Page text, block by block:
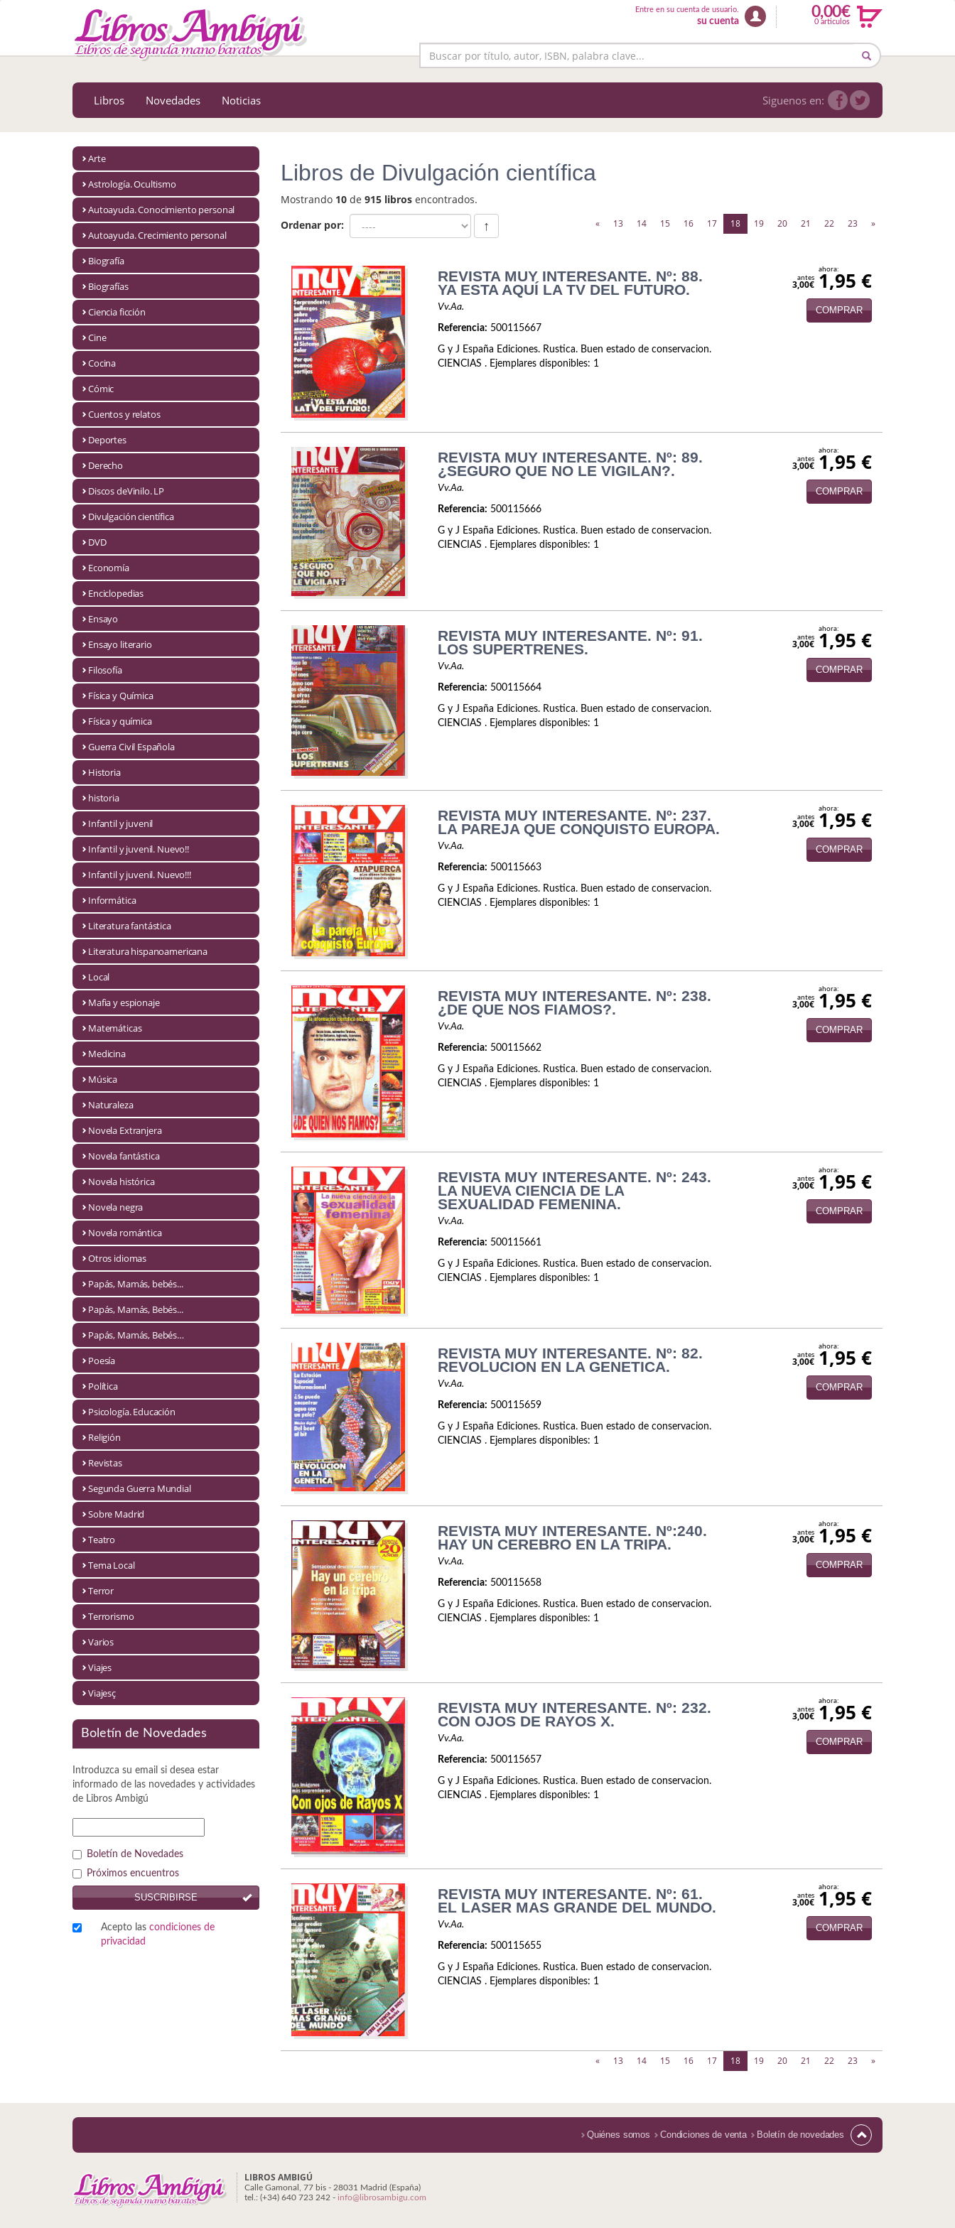
MENÚ PRINCIPAL
Astrología. Ocultismo
Autoayuda. Conocimiento personal
Autoayuda. Crecimiento personal
Ciencia ficción
Cuentos y relatos
Discos deVinilo. LP
Divulgación científica
Ensayo literario
Guerra Civil Española
Infantil y juvenil
Infantil y juvenil. Nuevo!!
Infantil y juvenil. Nuevo!!!
Literatura fantástica
Literatura hispanoamericana
Mafia y espionaje
Novela Extranjera
Novela fantástica
Novela romántica
Otros idiomas
Papás, Mamás, bebés...
Papás, Mamás, Bebés...
Papás, Mamás, Bebés…
Psicología. Educación
Segunda Guerra Mundial
Entre en su cuenta de usuario.
su cuenta
0,00€
0 articulos
Libros Novedades Noticias Siguenos en:
Arte
Astrología. Ocultismo
Autoayuda. Conocimiento personal
Autoayuda. Crecimiento personal
Biografía
Biografías
Ciencia ficción
Cine
Cocina
Cómic
Cuentos y relatos
Deportes
Derecho
Discos deVinilo. LP
Divulgación científica
DVD
Economía
Enciclopedias
Ensayo
Ensayo literario
Filosofía
Física y Química
Física y química
Guerra Civil Española
Historia
historia
Infantil y juvenil
Infantil y juvenil. Nuevo!!
Infantil y juvenil. Nuevo!!!
Informática
Literatura fantástica
Literatura hispanoamericana
Local
Mafia y espionaje
Matemáticas
Medicina
Música
Naturaleza
Novela Extranjera
Novela fantástica
Novela histórica
Novela negra
Novela romántica
Otros idiomas
Papás, Mamás, bebés...
Papás, Mamás, Bebés...
Papás, Mamás, Bebés…
Poesía
Política
Psicología. Educación
Religión
Revistas
Segunda Guerra Mundial
Sobre Madrid
Teatro
Tema Local
Terror
Terrorismo
Varios
Viajes
Viajesç
Boletín de Novedades
Introduzca su email si desea estar
informado de las novedades y actividades
de Libros Ambigú
Boletín de Novedades
Próximos encuentros
SUSCRIBIRSE
Acepto las condiciones de
privacidad
Libros de Divulgación científica
Mostrando 10de 915 librosencontrados.
Ordenar por:
↑ « 13 14 15 16 17 18(current)
19 20 21 22 23 »
REVISTA MUY INTERESANTE. Nº: 88.
YA ESTA AQUÍ LA TV DEL FUTURO.
Vv.Aa.
Referencia: 500115667
G y J España Ediciones. Rustica. Buen estado de conservacion.
CIENCIAS . Ejemplares disponibles: 1
antes
3,00€
ahora:
1,95 €
COMPRAR
REVISTA MUY INTERESANTE. Nº: 89.
¿SEGURO QUE NO LE VIGILAN?.
Vv.Aa.
Referencia: 500115666
G y J España Ediciones. Rustica. Buen estado de conservacion.
CIENCIAS . Ejemplares disponibles: 1
antes
3,00€
ahora:
1,95 €
COMPRAR
REVISTA MUY INTERESANTE. Nº: 91.
LOS SUPERTRENES.
Vv.Aa.
Referencia: 500115664
G y J España Ediciones. Rustica. Buen estado de conservacion.
CIENCIAS . Ejemplares disponibles: 1
antes
3,00€
ahora:
1,95 €
COMPRAR
REVISTA MUY INTERESANTE. Nº: 237.
LA PAREJA QUE CONQUISTO EUROPA.
Vv.Aa.
Referencia: 500115663
G y J España Ediciones. Rustica. Buen estado de conservacion.
CIENCIAS . Ejemplares disponibles: 1
antes
3,00€
ahora:
1,95 €
COMPRAR
REVISTA MUY INTERESANTE. Nº: 238.
¿DE QUE NOS FIAMOS?.
Vv.Aa.
Referencia: 500115662
G y J España Ediciones. Rustica. Buen estado de conservacion.
CIENCIAS . Ejemplares disponibles: 1
antes
3,00€
ahora:
1,95 €
COMPRAR
REVISTA MUY INTERESANTE. Nº: 243.
LA NUEVA CIENCIA DE LA
SEXUALIDAD FEMENINA.
Vv.Aa.
Referencia: 500115661
G y J España Ediciones. Rustica. Buen estado de conservacion.
CIENCIAS . Ejemplares disponibles: 1
antes
3,00€
ahora:
1,95 €
COMPRAR
REVISTA MUY INTERESANTE. Nº: 82.
REVOLUCION EN LA GENETICA.
Vv.Aa.
Referencia: 500115659
G y J España Ediciones. Rustica. Buen estado de conservacion.
CIENCIAS . Ejemplares disponibles: 1
antes
3,00€
ahora:
1,95 €
COMPRAR
REVISTA MUY INTERESANTE. Nº:240.
HAY UN CEREBRO EN LA TRIPA.
Vv.Aa.
Referencia: 500115658
G y J España Ediciones. Rustica. Buen estado de conservacion.
CIENCIAS . Ejemplares disponibles: 1
antes
3,00€
ahora:
1,95 €
COMPRAR
REVISTA MUY INTERESANTE. Nº: 232.
CON OJOS DE RAYOS X.
Vv.Aa.
Referencia: 500115657
G y J España Ediciones. Rustica. Buen estado de conservacion.
CIENCIAS . Ejemplares disponibles: 1
antes
3,00€
ahora:
1,95 €
COMPRAR
REVISTA MUY INTERESANTE. Nº: 61.
EL LASER MAS GRANDE DEL MUNDO.
Vv.Aa.
Referencia: 500115655
G y J España Ediciones. Rustica. Buen estado de conservacion.
CIENCIAS . Ejemplares disponibles: 1
antes
3,00€
ahora:
1,95 €
COMPRAR
« 13 14 15 16 17 18(current)
19 20 21 22 23 »
Quiénes somos Condiciones de venta Boletín de novedades
LIBROS AMBIGÚ
Calle Gamonal, 77 bis - 28031 Madrid (España)
tel.: (+34) 640 723 242 - info@librosambigu.com